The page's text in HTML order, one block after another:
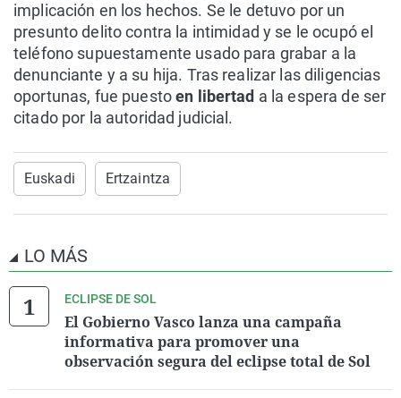
implicación en los hechos. Se le detuvo por un
presunto delito contra la intimidad y se le ocupó el
teléfono supuestamente usado para grabar a la
denunciante y a su hija. Tras realizar las diligencias
oportunas, fue puestoen libertad a la espera de ser
citado por la autoridad judicial.
Euskadi Ertzaintza
LO MÁS
ECLIPSE DE SOL
El Gobierno Vasco lanza una campaña
informativa para promover una
observación segura del eclipse total de Sol